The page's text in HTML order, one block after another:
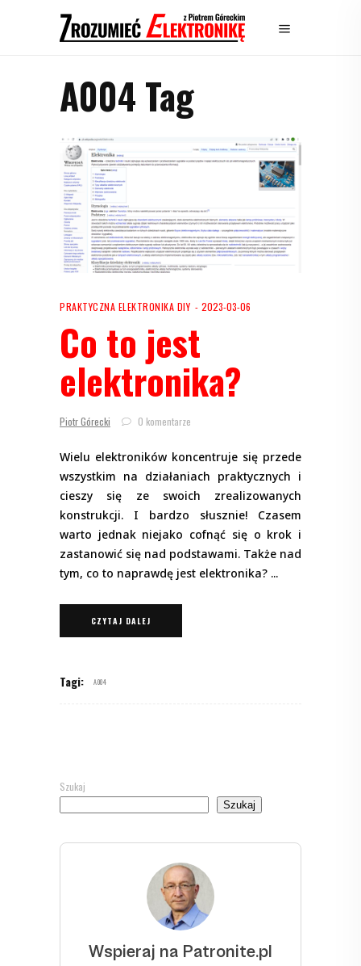
A004 Tag
PRAKTYCZNA ELEKTRONIKA DIY 2023-03-06
Co to jest
elektronika?
Piotr Górecki 0 komentarze
Wielu elektroników koncentruje się przede
wszystkim na działaniach praktycznych i
cieszy się ze swoich zrealizowanych
konstrukcji. I bardzo słusznie! Czasem
warto jednak niejako cofnąć się o krok i
zastanowić się nad podstawami. Także nad
tym, co to naprawdę jest elektronika?
CZYTAJ DALEJ
Tagi: A004
Szukaj
Szukaj